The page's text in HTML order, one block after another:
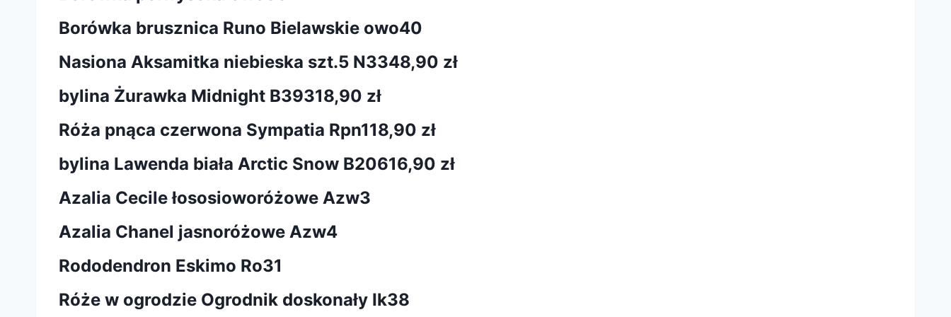
Borówka brusznica Runo Bielawskie owo40
Nasiona Aksamitka niebieska szt.5 N3348,90 zł
bylina Żurawka Midnight B39318,90 zł
Róża pnąca czerwona Sympatia Rpn118,90 zł
bylina Lawenda biała Arctic Snow B20616,90 zł
Azalia Cecile łososioworóżowe Azw3
Azalia Chanel jasnoróżowe Azw4
Rododendron Eskimo Ro31
Róże w ogrodzie Ogrodnik doskonały Ik38